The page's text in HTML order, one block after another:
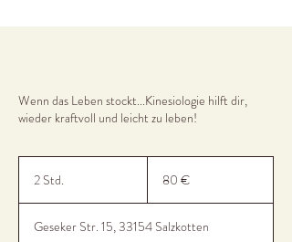
Wenn das Leben stockt...Kinesiologie hilft dir,
wieder kraftvoll und leicht zu leben!
2 Std.
d
80 €
Geseker Str. 15, 33154 Salzkotten